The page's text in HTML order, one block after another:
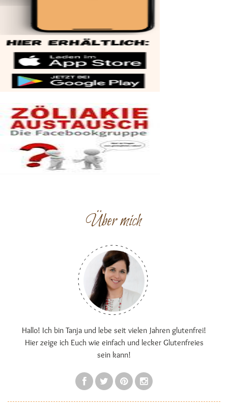
Über mich
Hallo! Ich bin Tanja und lebe seit vielen Jahren glutenfrei!
Hier zeige ich Euch wie einfach und lecker Glutenfreies
sein kann!